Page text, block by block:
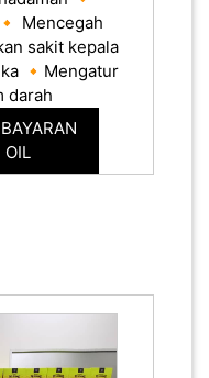
Mencegah
sakit kepala
🔸Mengatur
darah
OIL